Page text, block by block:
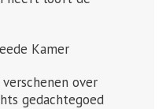
Kamer
over
gedachtegoed